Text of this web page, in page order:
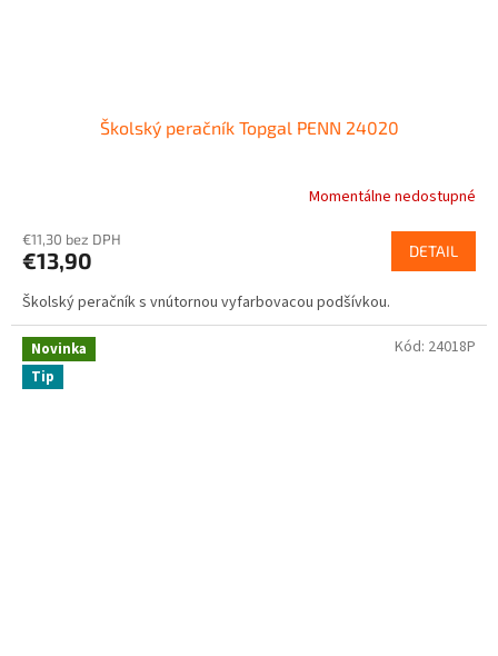
Školský peračník Topgal PENN 24020
Momentálne nedostupné
€11,30 bez DPH
€13,90 DETAIL
Školský peračník s vnútornou vyfarbovacou podšívkou.
Novinka
Tip
Kód: 24018P